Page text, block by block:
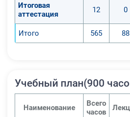
Итоговая
аттестация
12 0
Итого 565 88
Учебный план(900
Наименование
Всего
часов